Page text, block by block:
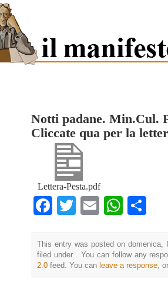
Notti padane. Min.Cul.
Cliccate qua per la
Lettera-Pesta.pdf
Facebook
TwitterEmail
This entry was posted on domenica,
filed under . You can follow any
2.0 feed. You can leave a response,